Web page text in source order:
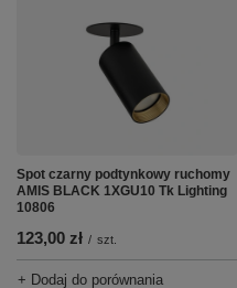
Spot czarny podtynkowy ruchomy
AMIS BLACK 1XGU10 Tk Lighting
10806
123,00 zł / szt.
+ Dodaj do porównania